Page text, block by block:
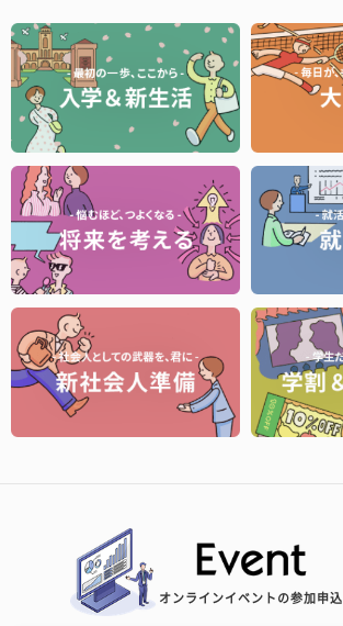
オンラインイベントの参加申込